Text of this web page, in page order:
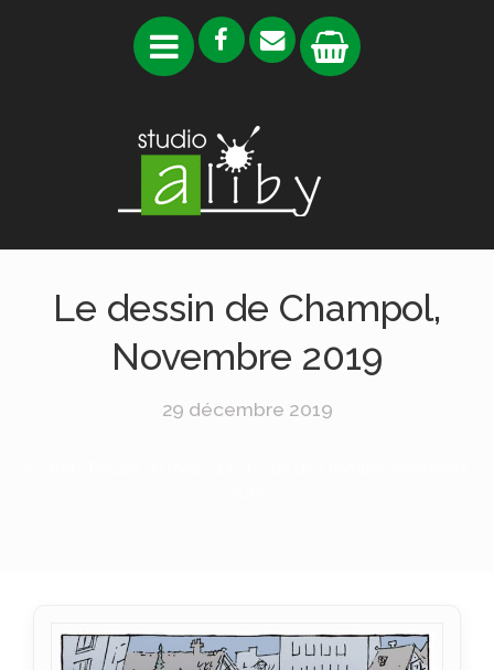
Le dessin de Champol,
Novembre 2019
29 décembre 2019